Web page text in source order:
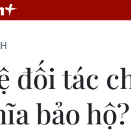
đối tác
bảo hộ?